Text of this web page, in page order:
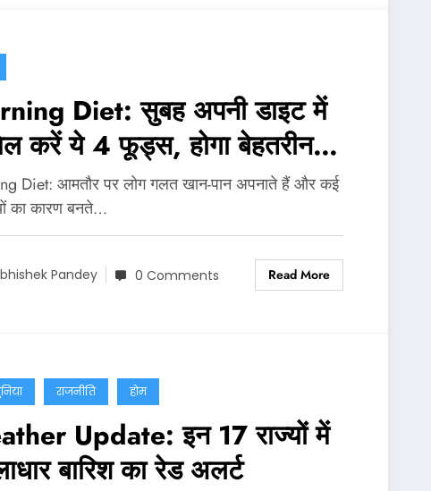
Diet: सुबह अपनी डाइट में
करें ये 4 फूड्स, होगा बेहतरीन
Diet: आमतौर पर लोग गलत खान-पान अपनाते हैं और कई
का कारण बनते…
Pandey 0 Comments Read More
राजनीति होम
Update: इन 17 राज्यों में
बारिश का रेड अलर्ट